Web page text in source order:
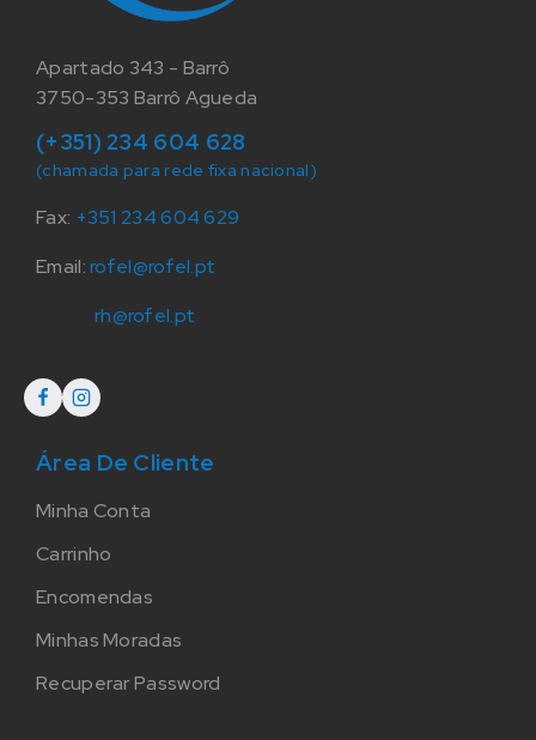
Apartado 343 - Barrô
3750-353 Barrô Agueda
(+351) 234 604 628
(chamada para rede fixa nacional)
Fax: +351 234 604 629
Email:rofel@rofel.pt
rh@rofel.pt
Área De Cliente
Minha Conta
Carrinho
Encomendas
Minhas Moradas
Recuperar Password